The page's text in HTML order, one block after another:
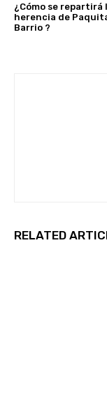
¿Cómo se repartirá
herencia de
Barrio ?
RELATED